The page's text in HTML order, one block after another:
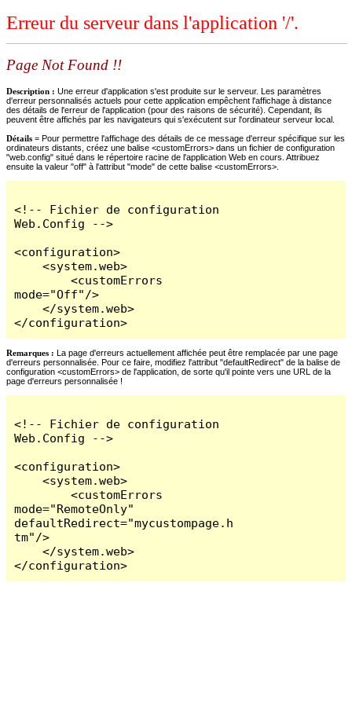
Erreur du serveur dans l'application '/'.
Page Not Found !!
Description : Une erreur d'application s'est produite sur le serveur. Les paramètres
d'erreur personnalisés actuels pour cette application empêchent l'affichage à distance
des détails de l'erreur de l'application (pour des raisons de sécurité). Cependant, ils
peuvent être affichés par les navigateurs qui s'exécutent sur l'ordinateur serveur local.
Détails = Pour permettre l'affichage des détails de ce message d'erreur spécifique sur les
ordinateurs distants, créez une balise <customErrors> dans un fichier de configuration
"web.config" situé dans le répertoire racine de l'application Web en cours. Attribuez
ensuite la valeur "off" à l'attribut "mode" de cette balise <customErrors>.
<!-- Fichier de configuration
Web.Config -->
<configuration>
    <system.web>
        <customErrors
mode="Off"/>
    </system.web>
</configuration>
Remarques : La page d'erreurs actuellement affichée peut être remplacée par une page
d'erreurs personnalisée. Pour ce faire, modifiez l'attribut "defaultRedirect" de la balise de
configuration <customErrors> de l'application, de sorte qu'il pointe vers une URL de la
page d'erreurs personnalisée !
<!-- Fichier de configuration
Web.Config -->
<configuration>
    <system.web>
        <customErrors
mode="RemoteOnly"
defaultRedirect="mycustompage.h
tm"/>
    </system.web>
</configuration>